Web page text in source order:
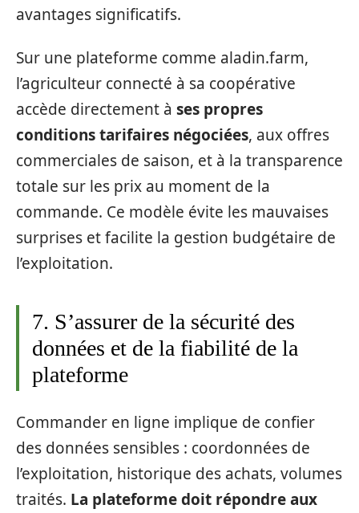
avantages significatifs.
Sur une plateforme comme aladin.farm,
l’agriculteur connecté à sa coopérative
accède directement à ses propres
conditions tarifaires négociées, aux offres
commerciales de saison, et à la transparence
totale sur les prix au moment de la
commande. Ce modèle évite les mauvaises
surprises et facilite la gestion budgétaire de
l’exploitation.
7. S’assurer de la sécurité des
données et de la fiabilité de la
plateforme
Commander en ligne implique de confier
des données sensibles : coordonnées de
l’exploitation, historique des achats, volumes
traités. La plateforme doit répondre aux